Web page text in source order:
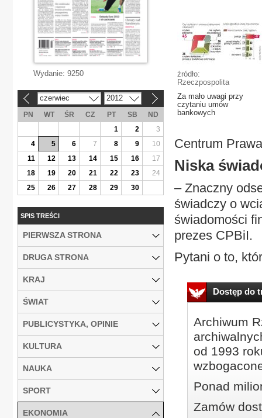
źródło:
Rzeczpospolita
Za mało uwagi przy
czytaniu umów
bankowych
Centrum
Niska
– Znaczny
świadczy o
świadomości
prezes CPBiI.
Pytani o to,
Dostęp do
Archiwum
od 1993
Ponad
Zamów
Wydanie: 9250
czerwiec 2012
PN WT ŚR CZ PT SB
ND
1
2
3
4
5 6 7 8 9
10
11
12 13 14 15 16
17
18
19 20 21 22 23
24
25
26 27 28 29 30
SPIS TREŚCI
PIERWSZA STRONA
DRUGA STRONA
KRAJ
ŚWIAT
PUBLICYSTYKA, OPINIE
KULTURA
NAUKA
SPORT
EKONOMIA